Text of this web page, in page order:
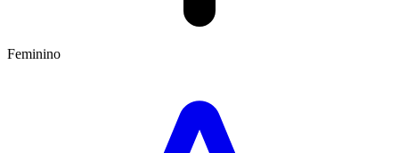
Feminino